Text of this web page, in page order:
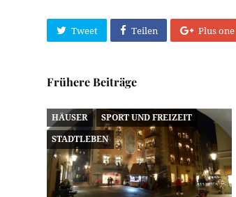
Tweet Teilen Plus one
Frühere Beiträge
HÄUSER SPORT UND FREIZEIT
STADTLEBEN